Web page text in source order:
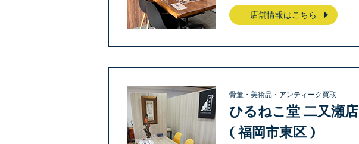
店舗情報はこちら
骨董・美術品・アンティーク買取
ひるねこ堂 二又瀬店
( 福岡市東区 )